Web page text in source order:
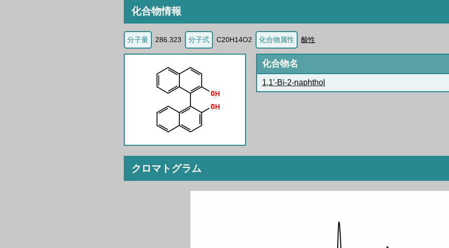
化合物情報
分子量 286.323 分子式 C20H14O2 化合物属性 酸性
化合物名
1,1'-Bi-2-naphthol
クロマトグラム